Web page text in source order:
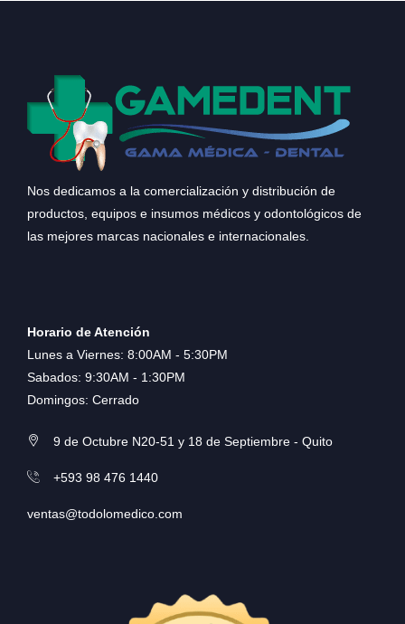
Nos dedicamos a la comercialización y distribución de
productos, equipos e insumos médicos y odontológicos de
las mejores marcas nacionales e internacionales.
Horario de Atención
Lunes a Viernes: 8:00AM - 5:30PM
Sabados: 9:30AM - 1:30PM
Domingos: Cerrado
9 de Octubre N20-51 y 18 de Septiembre - Quito
+593 98 476 1440
ventas@todolomedico.com